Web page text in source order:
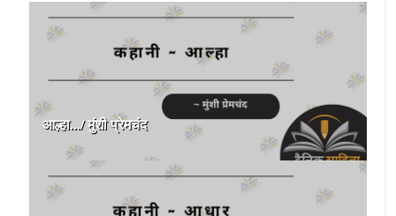
आल्हा.../ मुंशी प्रेमचंद